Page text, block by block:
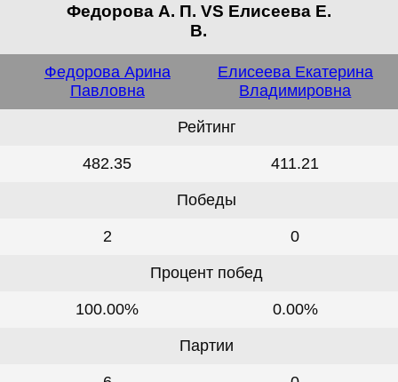
Федорова А. П. VS Елисеева Е.
В.
Федорова Арина
Павловна
Елисеева Екатерина
Владимировна
Рейтинг
482.35 411.21
Победы
2 0
Процент побед
100.00% 0.00%
Партии